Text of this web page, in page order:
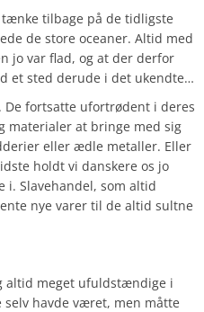
tilbage på de tidligste
de store oceaner. Altid med
jo var flad, og at der derfor
et sted derude i det ukendte…
fortsatte ufortrødent i deres
materialer at bringe med sig
eller ædle metaller. Eller
holdt vi danskere os jo
i. Slavehandel, som altid
nye varer til de altid sultne
altid meget ufuldstændige i
selv havde været, men måtte